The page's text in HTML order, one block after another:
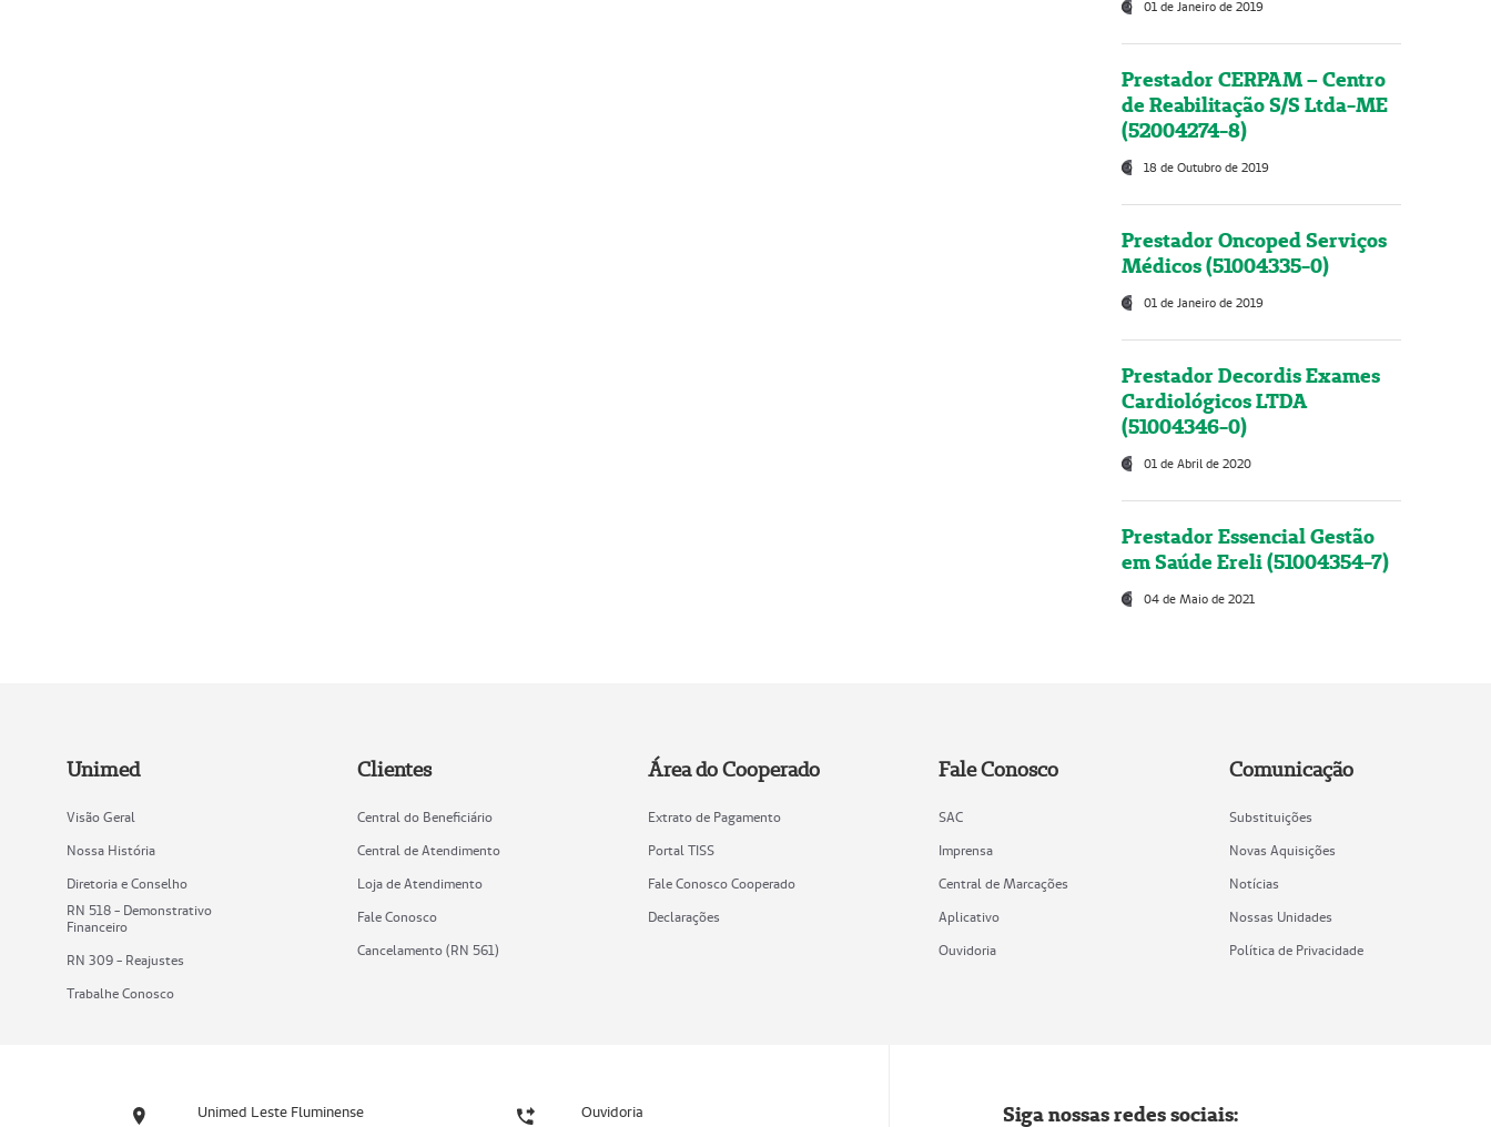
01 de Janeiro de 2019
Prestador CERPAM – Centro
de Reabilitação S/S Ltda-ME
(52004274-8)
18 de Outubro de 2019
Prestador Oncoped Serviços
Médicos (51004335-0)
01 de Janeiro de 2019
Prestador Decordis Exames
Cardiológicos LTDA
(51004346-0)
01 de Abril de 2020
Prestador Essencial Gestão
em Saúde Ereli (51004354-7)
04 de Maio de 2021
Unimed
Visão Geral
Nossa História
Diretoria e Conselho
RN 518 - Demonstrativo
Financeiro
RN 309 - Reajustes
Trabalhe Conosco
Clientes
Central do Beneficiário
Central de Atendimento
Loja de Atendimento
Fale Conosco
Cancelamento (RN 561)
Área do Cooperado
Extrato de Pagamento
Portal TISS
Fale Conosco Cooperado
Declarações
Fale Conosco
SAC
Imprensa
Central de Marcações
Aplicativo
Ouvidoria
Comunicação
Substituições
Novas Aquisições
Notícias
Nossas Unidades
Política de Privacidade
Unimed Leste Fluminense Ouvidoria Siga nossas redes sociais: